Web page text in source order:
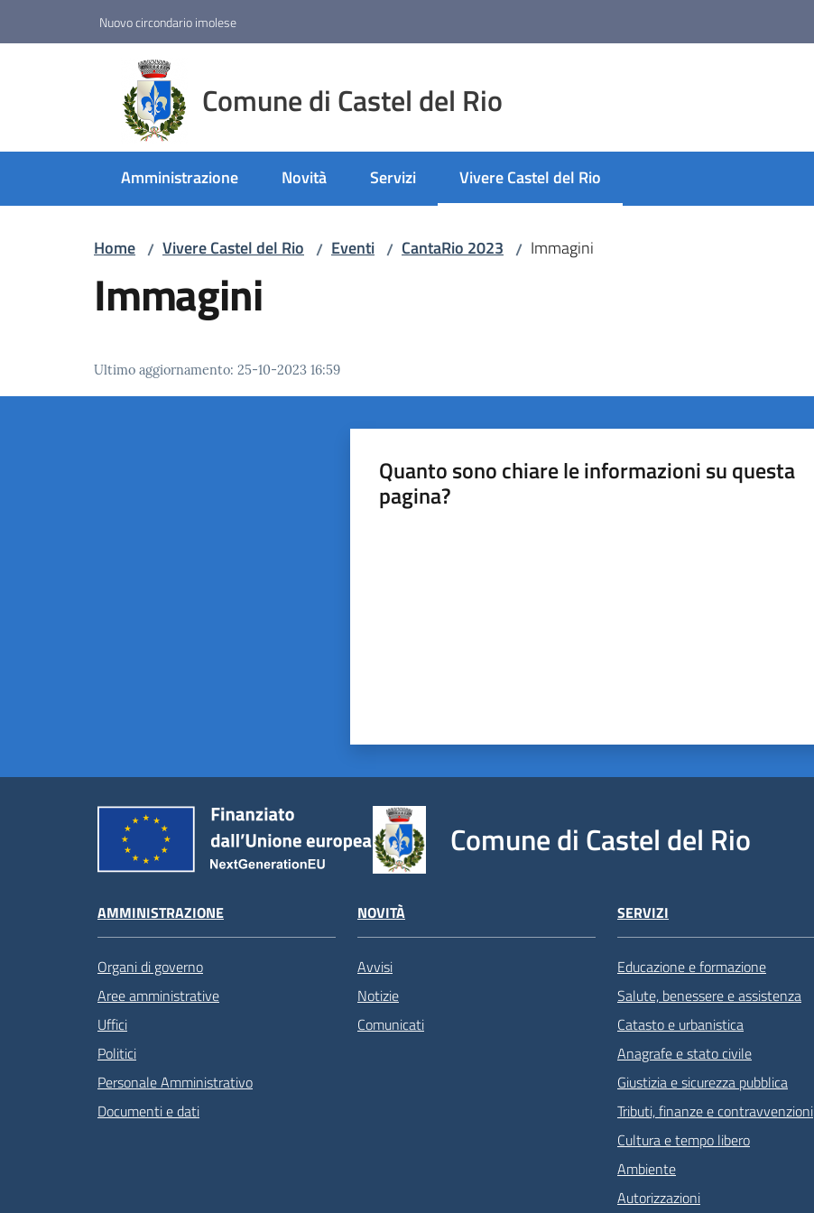
Nuovo circondario imolese
Comune di Castel del Rio
Amministrazione Novità Servizi Vivere Castel del Rio
Menu selezionato
Home / Vivere Castel del Rio / Eventi / CantaRio 2023 / Immagini
Immagini
Ultimo aggiornamento: 25-10-2023 16:59
Quanto sono chiare le informazioni su questa
pagina?
Comune di Castel del Rio
AMMINISTRAZIONE
Organi di governo
Aree amministrative
Uffici
Politici
Personale Amministrativo
Documenti e dati
NOVITÀ
Avvisi
Notizie
Comunicati
SERVIZI
Educazione e formazione
Salute, benessere e assistenza
Catasto e urbanistica
Anagrafe e stato civile
Giustizia e sicurezza pubblica
Tributi, finanze e contravvenzioni
Cultura e tempo libero
Ambiente
Autorizzazioni